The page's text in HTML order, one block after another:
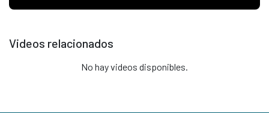
Videos relacionados
No hay videos disponibles.